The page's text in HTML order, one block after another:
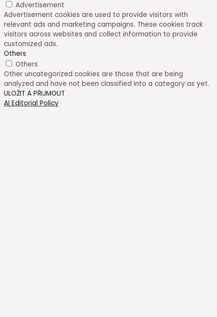
Advertisement
Advertisement cookies are used to provide visitors with
relevant ads and marketing campaigns. These cookies track
visitors across websites and collect information to provide
customized ads.
Others
Others
Other uncategorized cookies are those that are being
analyzed and have not been classified into a category as yet.
ULOŽIT A PŘIJMOUT
AI Editorial Policy